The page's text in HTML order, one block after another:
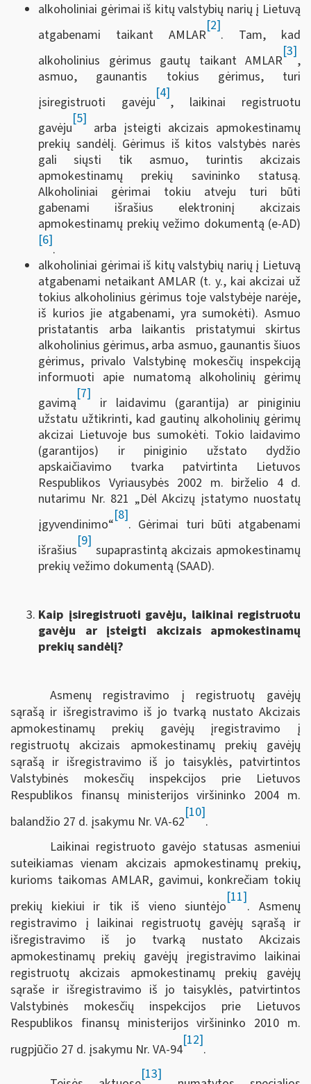
alkoholiniai gėrimai iš kitų valstybių narių į Lietuvą
atgabenami taikant AMLAR
[2]
. Tam, kad
alkoholinius gėrimus gautų taikant AMLAR
[3]
,
asmuo, gaunantis tokius gėrimus, turi
įsiregistruoti gavėju
[4]
, laikinai registruotu
gavėju
[5]
arba įsteigti akcizais apmokestinamų
prekių sandėlį. Gėrimus iš kitos valstybės narės
gali siųsti tik asmuo, turintis akcizais
apmokestinamų prekių savininko statusą.
Alkoholiniai gėrimai tokiu atveju turi būti
gabenami išrašius elektroninį akcizais
apmokestinamų prekių vežimo dokumentą (e-AD)
[6]
.
alkoholiniai gėrimai iš kitų valstybių narių į Lietuvą
atgabenami netaikant AMLAR (t. y., kai akcizai už
tokius alkoholinius gėrimus toje valstybėje narėje,
iš kurios jie atgabenami, yra sumokėti). Asmuo
pristatantis arba laikantis pristatymui skirtus
alkoholinius gėrimus, arba asmuo, gaunantis šiuos
gėrimus, privalo Valstybinę mokesčių inspekciją
informuoti apie numatomą alkoholinių gėrimų
gavimą
[7]
ir laidavimu (garantija) ar piniginiu
užstatu užtikrinti, kad gautinų alkoholinių gėrimų
akcizai Lietuvoje bus sumokėti. Tokio laidavimo
(garantijos) ir piniginio užstato dydžio
apskaičiavimo tvarka patvirtinta Lietuvos
Respublikos Vyriausybės 2002 m. birželio 4 d.
nutarimu Nr. 821 „Dėl Akcizų įstatymo nuostatų
įgyvendinimo“
[8]
. Gėrimai turi būti atgabenami
išrašius
[9]
supaprastintą akcizais apmokestinamų
prekių vežimo dokumentą (SAAD).
Kaip įsiregistruoti gavėju, laikinai registruotu
gavėju ar įsteigti akcizais apmokestinamų
prekių sandėlį?
Asmenų registravimo į registruotų gavėjų
sąrašą ir išregistravimo iš jo tvarką nustato Akcizais
apmokestinamų prekių gavėjų įregistravimo į
registruotų akcizais apmokestinamų prekių gavėjų
sąrašą ir išregistravimo iš jo taisyklės, patvirtintos
Valstybinės mokesčių inspekcijos prie Lietuvos
Respublikos finansų ministerijos viršininko 2004 m.
balandžio 27 d. įsakymu Nr. VA-62
[10]
.
Laikinai registruoto gavėjo statusas asmeniui
suteikiamas vienam akcizais apmokestinamų prekių,
kurioms taikomas AMLAR, gavimui, konkrečiam tokių
prekių kiekiui ir tik iš vieno siuntėjo
[11]
. Asmenų
registravimo į laikinai registruotų gavėjų sąrašą ir
išregistravimo iš jo tvarką nustato Akcizais
apmokestinamų prekių gavėjų įregistravimo laikinai
registruotų akcizais apmokestinamų prekių gavėjų
sąraše ir išregistravimo iš jo taisyklės, patvirtintos
Valstybinės mokesčių inspekcijos prie Lietuvos
Respublikos finansų ministerijos viršininko 2010 m.
rugpjūčio 27 d. įsakymu Nr. VA-94
[12]
.
[13]